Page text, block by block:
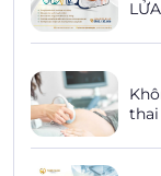
thai